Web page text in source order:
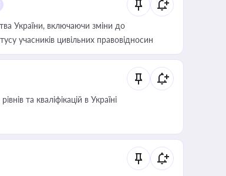
України, включаючи зміни до
учасників цивільних правовідносин
та кваліфікацій в Україні